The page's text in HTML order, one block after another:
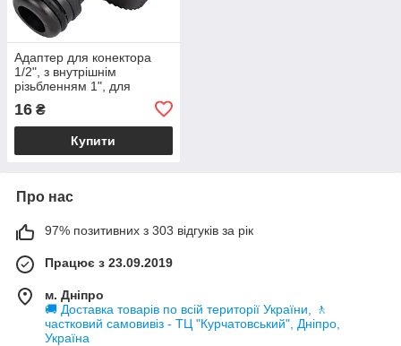
Адаптер для конектора
1/2", з внутрішнім
різьбленням 1", для
труби або крана ТМ GRAD
16 ₴
Купити
Про нас
97% позитивних з 303 відгуків за рік
Працює з 23.09.2019
м. Дніпро
🚚 Доставка товарів по всій території України, 🚶
частковий самовивіз - ТЦ "Курчатовський", Дніпро,
Україна